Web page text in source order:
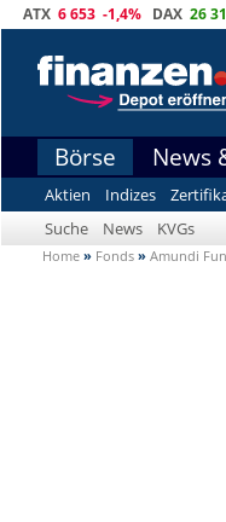
ATX 6 653 -1,4% DAX 26
Börse News
Aktien Indizes
Suche
News KVGs
Home » Fonds » Amundi